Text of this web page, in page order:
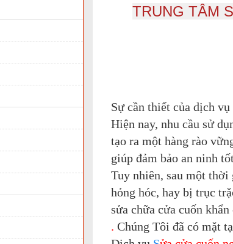
TRUNG TÂM
Sự cần thiết của dịch vụ
Hiện nay, nhu cầu sử
tạo ra một hàng rào
giúp đảm bảo an ninh
Tuy nhiên, sau một thời
hỏng hóc, hay bị trục
sửa chữa cửa cuốn
. Chúng Tôi đã có mặt